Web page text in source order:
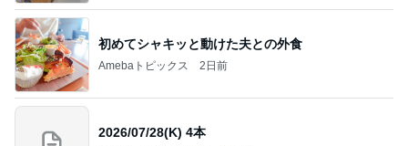
初めてシャキッと動けた夫との外食
Amebaトピックス 2日前
2026/07/28(K) 4本